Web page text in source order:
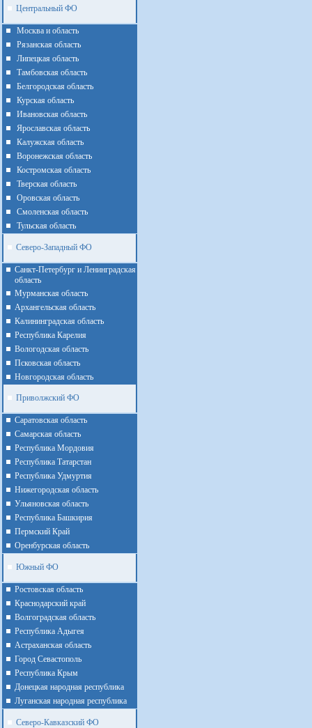
Центральный ФО
Москва и область
Рязанская область
Липецкая область
Тамбовская область
Белгородская область
Курская область
Ивановская область
Ярославская область
Калужская область
Воронежская область
Костромская область
Тверская область
Оровская область
Смоленская область
Тульская область
Северо-Западный ФО
Санкт-Петербург и Ленинградская
область
Мурманская область
Архангельская область
Калининградская область
Республика Карелия
Вологодская область
Псковская область
Новгородская область
Приволжский ФО
Cаратовская область
Cамарская область
Республика Мордовия
Республика Татарстан
Республика Удмуртия
Нижегородская область
Ульяновская область
Республика Башкирия
Пермский Край
Оренбурская область
Южный ФО
Ростовская область
Краснодарский край
Волгоградская область
Республика Адыгея
Астраханская область
Город Севастополь
Республика Крым
Донецкая народная республика
Луганская народная республика
Северо-Кавказский ФО